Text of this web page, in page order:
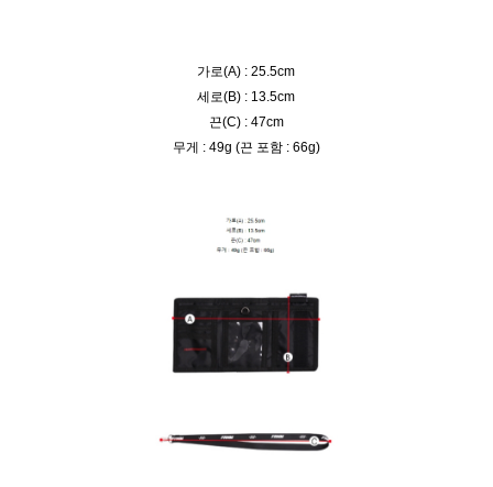
가로(A) : 25.5cm
세로(B) : 13.5cm
끈(C) : 47cm
무게 : 49g (끈 포함 : 66g)